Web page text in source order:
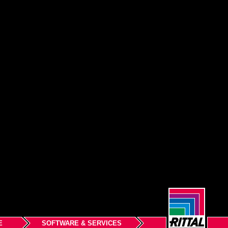
SOFTWARE & SERVICES